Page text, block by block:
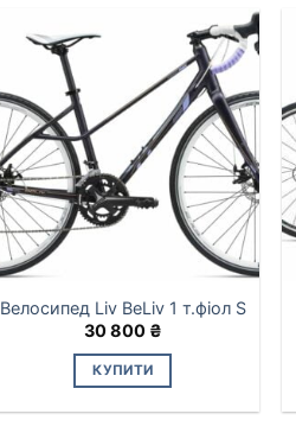
варіантів.
Параметри
можна
вибрати
на
сторінці
Велосипед Liv BeLiv 1 т.фіол S
30 800 ₴
КУПИТИ